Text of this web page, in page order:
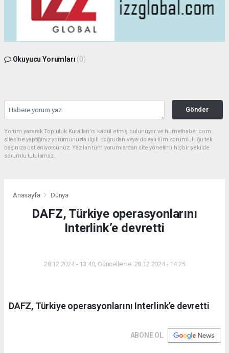
Okuyucu Yorumları (0)
Gönder
Yorum yazarak Topluluk Kuralları’nı kabul etmiş bulunuyor ve hurnethaber.com
sitesine yaptığınız yorumunuzla ilgili doğrudan veya dolaylı tüm sorumluluğu tek
başınıza üstleniyorsunuz. Yazılan tüm yorumlardan site yönetimi hiçbir şekilde
sorumlu tutulamaz.
Anasayfa Dünya
DAFZ, Türkiye operasyonlarını
Interlink’e devretti
28.12.2024 - 13:40, Güncelleme: 28.12.2024 - 14:25
DAFZ, Türkiye operasyonlarını Interlink’e devretti
ABONE OL